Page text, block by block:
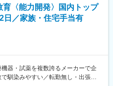
ンバーも活躍中）
バランスよく在籍しています
など多様なキャリアのメンバーが
勤務でスタートいただき、海外各
し、各拠点・代理店の販売活動を
担当いただきます。
状況、適性に応じて、海外出張や
もあります。
売支援施策の立案
販売活動の推進
育〈能力開発〉国内トップ
日／家族・住宅手当有
器・試薬を複数誇るメーカーで企
馴染みやすい／転勤無し・出張無